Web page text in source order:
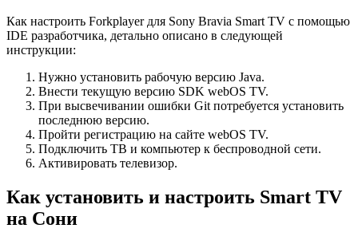
Как настроить Forkplayer для Sony Bravia Smart TV с помощью
IDE разработчика, детально описано в следующей
инструкции:
Нужно установить рабочую версию Java.
Внести текущую версию SDK webOS TV.
При высвечивании ошибки Git потребуется установить
последнюю версию.
Пройти регистрацию на сайте webOS TV.
Подключить ТВ и компьютер к беспроводной сети.
Активировать телевизор.
Как установить и настроить Smart TV
на Сони